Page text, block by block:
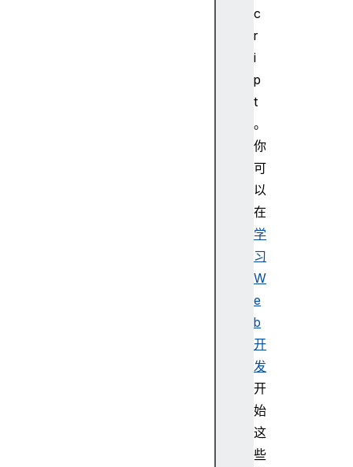
c
r
i
p
t
。
你
可
以
在
学
习
W
e
b
开
发
开
始
这
些